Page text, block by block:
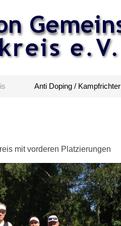
Anti Doping / Kampfrichter
mit vorderen Platzierungen